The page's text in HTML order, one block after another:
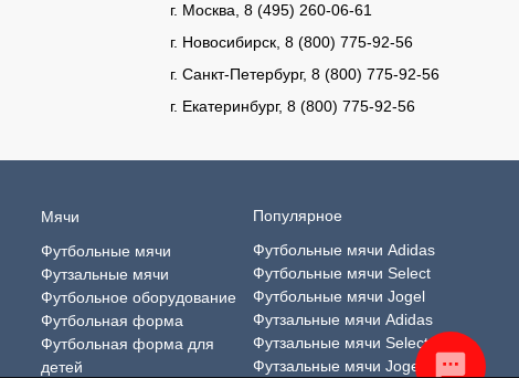
г. Москва, 8 (495) 260-06-61
г. Новосибирск, 8 (800) 775-92-56
г. Санкт-Петербург, 8 (800) 775-92-56
г. Екатеринбург, 8 (800) 775-92-56
Мячи
Футбольные мячи
Футзальные мячи
Футбольное оборудование
Футбольная форма
Футбольная форма для
детей
Популярное
Футбольные мячи Adidas
Футбольные мячи Select
Футбольные мячи Jogel
Футзальные мячи Adidas
Футзальные мячи Select
Футзальные мячи Jogel